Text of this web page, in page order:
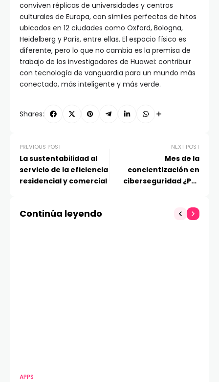
conviven réplicas de universidades y centros
culturales de Europa, con símiles perfectos de hitos
ubicados en 12 ciudades como Oxford, Bologna,
Heidelberg y París, entre ellas. El espacio físico es
diferente, pero lo que no cambia es la premisa de
trabajo de los investigadores de Huawei: contribuir
con tecnología de vanguardia para un mundo más
conectado, más inteligente y más verde.
Shares:
PREVIOUS POST
La sustentabilidad al
servicio de la eficiencia
residencial y comercial
NEXT POST
Mes de la
concientización en
ciberseguridad ¿Por
phishing siguen siendo
Continúa leyendo
APPS